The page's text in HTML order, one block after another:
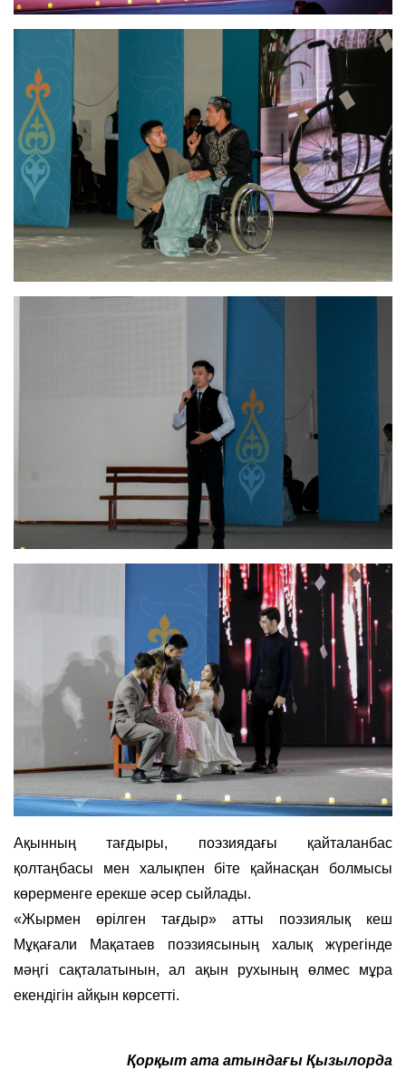
Ақынның тағдыры, поэзиядағы қайталанбас
қолтаңбасы мен халықпен біте қайнасқан болмысы
көрерменге ерекше әсер сыйлады.
«Жырмен өрілген тағдыр» атты поэзиялық кеш
Мұқағали Мақатаев поэзиясының халық жүрегінде
мәңгі сақталатынын, ал ақын рухының өлмес мұра
екендігін айқын көрсетті.
Қорқыт ата атындағы Қызылорда